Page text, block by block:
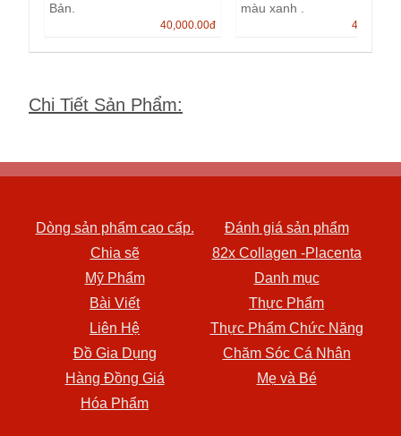
Bản.
40,000.00đ
màu xanh .
40,000.00
Chi Tiết Sản Phẩm:
Dòng sản phẩm cao cấp.
Đánh giá sản phẩm
Chia sẽ
82x Collagen -Placenta
Mỹ Phẩm
Danh mục
Bài Viết
Thực Phẩm
Liên Hệ
Thực Phẩm Chức Năng
Đồ Gia Dụng
Chăm Sóc Cá Nhân
Hàng Đồng Giá
Mẹ và Bé
Hóa Phẩm